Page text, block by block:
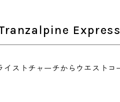
Express
ストチャーチからウエスト